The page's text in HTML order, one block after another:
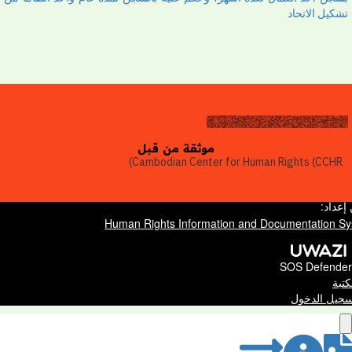
الاتحاد
موثقة من قبل
Cambodian Center for Human Rights
SOS
الدخول